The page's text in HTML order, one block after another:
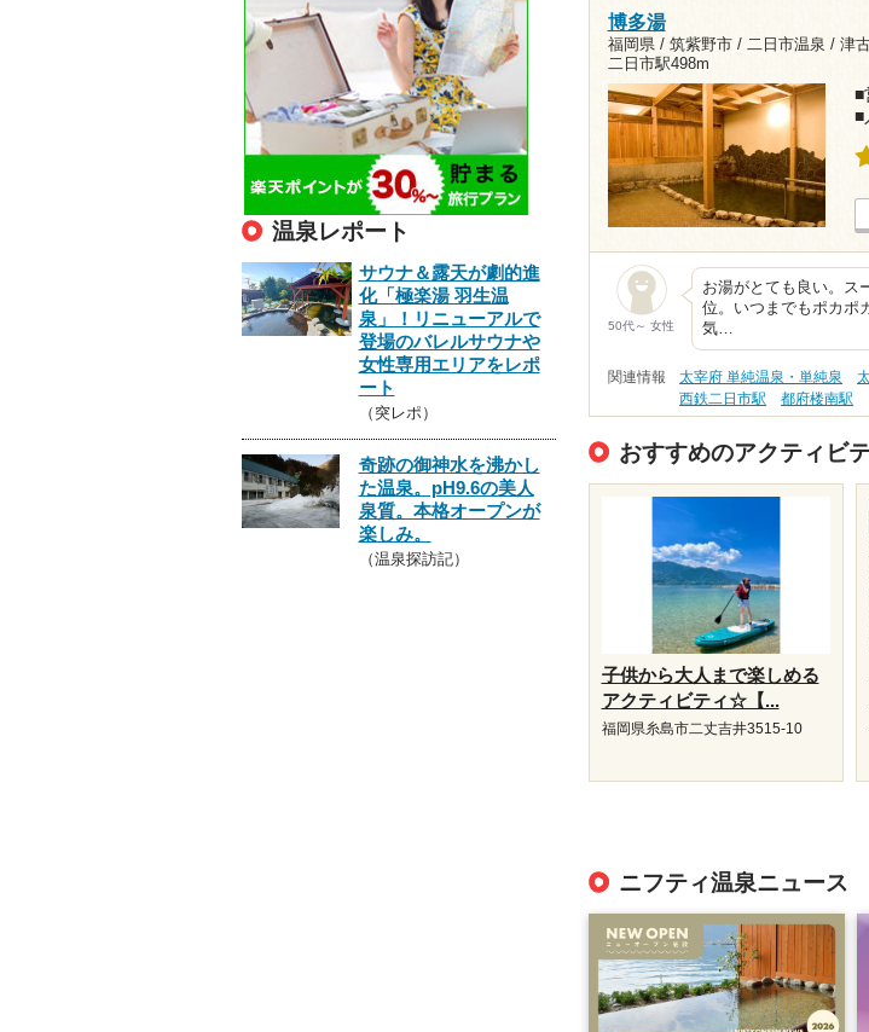
博多湯
福岡県 / 筑紫野市 / 二日市温泉 / 津
二日市駅498m
■
■
50代～ 女性
お湯がとても良い。ス
位。いつまでもポカポ
気…
関連情報 太宰府 単純温泉・単純泉
西鉄二日市駅
都府楼南駅
おすすめのアクティビ
子供から大人まで楽しめる
アクティビティ☆【...
福岡県糸島市二丈吉井3515-10
ニフティ温泉ニュース
温泉レポート
サウナ＆露天が劇的進
化「極楽湯 羽生温
泉」！リニューアルで
登場のバレルサウナや
女性専用エリアをレポ
ート
（突レポ）
奇跡の御神水を沸かし
た温泉。pH9.6の美人
泉質。本格オープンが
楽しみ。
（温泉探訪記）